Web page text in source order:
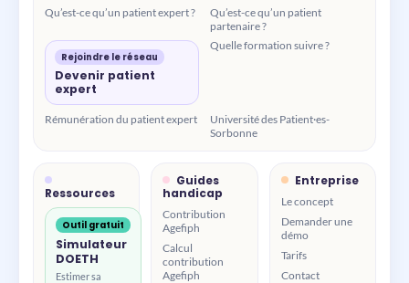
Qu’est-ce qu’un patient expert ?
Qu’est-ce qu’un patient
partenaire ?
Rejoindre le réseau
Devenir patient
expert
Quelle formation suivre ?
Rémunération du patient expert
Université des Patient·es-
Sorbonne
Ressources
Outil gratuit
Simulateur
DOETH
Estimer sa
Guides
handicap
Contribution
Agefiph
Calcul
contribution
Agefiph
Entreprise
Le concept
Demander une
démo
Tarifs
Contact